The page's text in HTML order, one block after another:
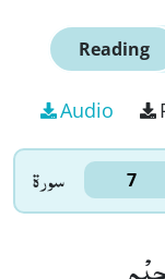
Reading
Audio
سورۃ 7